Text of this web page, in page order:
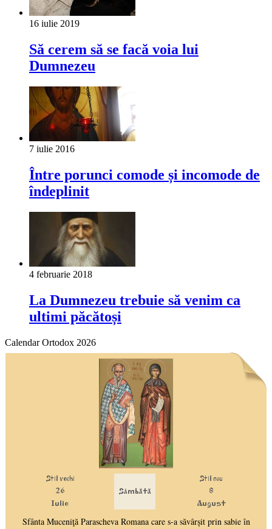
16 iulie 2019
Să cerem să se facă voia lui
Dumnezeu
7 iulie 2016
Între porunci comode și incomode de
îndeplinit
4 februarie 2018
La Dumnezeu trebuie să venim ca
ultimi păcătoși
Calendar Ortodox 2026